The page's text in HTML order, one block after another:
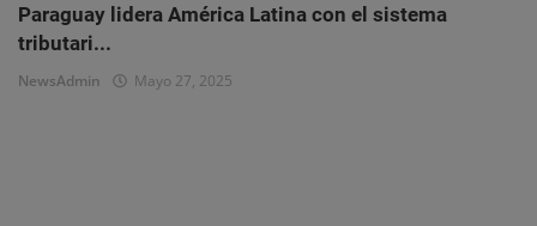
Paraguay lidera América Latina con el sistema
tributari...
NewsAdmin Mayo 27, 2025